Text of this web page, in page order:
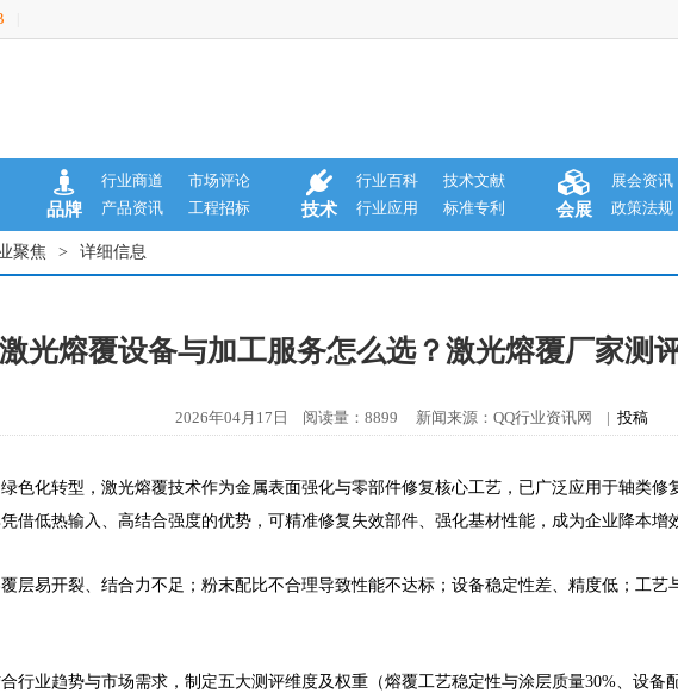
品牌
行业商道
市场评论
产品资讯
工程招标 技术
行业百科
技术文献
行业应用
标准专利 会展
展会资讯
政策法规
聚焦 > 详细信息
光熔覆设备与加工服务怎么选？激光熔覆厂家测
2026年04月17日 阅读量：8899 新闻来源：QQ行业资讯网 | 投稿
色化转型，激光熔覆技术作为金属表面强化与零部件修复核心工艺，已广泛应用于轴类
借低热输入、高结合强度的优势，可精准修复失效部件、强化基材性能，成为企业降本增
层易开裂、结合力不足；粉末配比不合理导致性能不达标；设备稳定性差、精度低；工
行业趋势与市场需求，制定五大测评维度及权重（熔覆工艺稳定性与涂层质量30%、设备